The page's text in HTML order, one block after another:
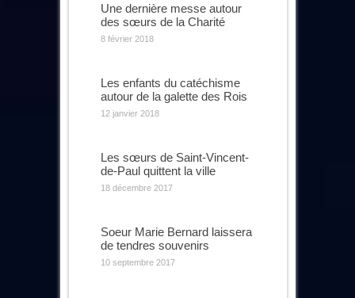
Une dernière messe autour
des sœurs de la Charité
8 février 2018
Les enfants du catéchisme
autour de la galette des Rois
12 janvier 2018
Les sœurs de Saint-Vincent-
de-Paul quittent la ville
18 décembre 2017
Soeur Marie Bernard laissera
de tendres souvenirs
10 septembre 2017